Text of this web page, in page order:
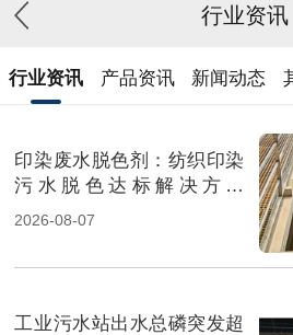
行业资讯
行业资讯 产品资讯 新闻动态
印染废水脱色剂：纺织印染
污水脱色达标解决方案
（图）
2026-08-07
工业污水站出水总磷突发超